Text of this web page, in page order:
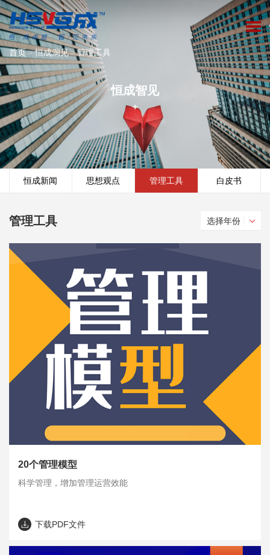
恒成智见
首页 > 恒成洞见 > 管理工具
恒成新闻 思想观点 管理工具 白皮书
管理工具
20个管理模型
科学管理，增加管理运营效能
下载PDF文件